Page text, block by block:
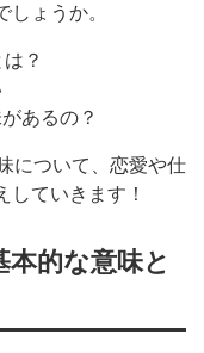
ょうか。
？
あるの？
について、恋愛や仕
ていきます！
的な意味と